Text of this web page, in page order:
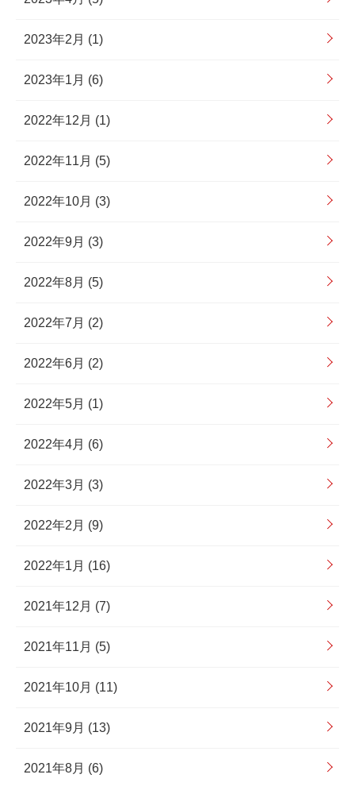
2023年2月 (1)
2023年1月 (6)
2022年12月 (1)
2022年11月 (5)
2022年10月 (3)
2022年9月 (3)
2022年8月 (5)
2022年7月 (2)
2022年6月 (2)
2022年5月 (1)
2022年4月 (6)
2022年3月 (3)
2022年2月 (9)
2022年1月 (16)
2021年12月 (7)
2021年11月 (5)
2021年10月 (11)
2021年9月 (13)
2021年8月 (6)